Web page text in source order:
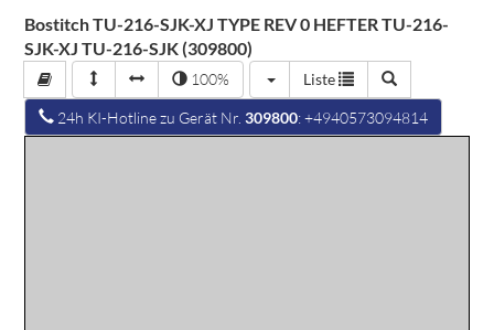
Bostitch TU-216-SJK-XJ TYPE REV 0 HEFTER TU-216-
SJK-XJ TU-216-SJK (309800)
100% Liste
24h KI-Hotline zu Gerät Nr.309800: +4940573094814